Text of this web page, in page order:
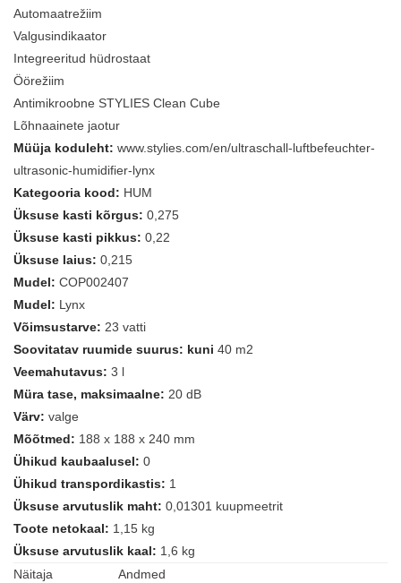
Automaatrežiim
Valgusindikaator
Integreeritud hüdrostaat
Öörežiim
Antimikroobne STYLIES Clean Cube
Lõhnaainete jaotur
Müüja koduleht: www.stylies.com/en/ultraschall-luftbefeuchter-
ultrasonic-humidifier-lynx
Kategooria kood: HUM
Üksuse kasti kõrgus: 0,275
Üksuse kasti pikkus: 0,22
Üksuse laius: 0,215
Mudel: COP002407
Mudel: Lynx
Võimsustarve: 23 vatti
Soovitatav ruumide suurus: kuni 40 m2
Veemahutavus: 3 l
Müra tase, maksimaalne: 20 dB
Värv: valge
Mõõtmed: 188 x 188 x 240 mm
Ühikud kaubaalusel: 0
Ühikud transpordikastis: 1
Üksuse arvutuslik maht: 0,01301 kuupmeetrit
Toote netokaal: 1,15 kg
Üksuse arvutuslik kaal: 1,6 kg
Näitaja
Andmed